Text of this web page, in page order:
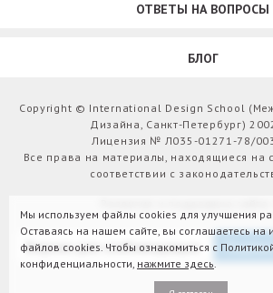
ОТВЕТЫ НА ВОПРОСЫ
БЛОГ
Copyright © International Design School
Дизайна, Санкт-Петербург)
Лицензия № Л035-01271-78/
Все права на материалы, находящиеся на
соответствии с
Версия для слабовидящих
Мы используем файлы cookies для улучшения
Оставаясь на нашем сайте, вы соглашаетесь на
файлов cookies. Чтобы ознакомиться с
конфиденциальности, нажмите здесь.